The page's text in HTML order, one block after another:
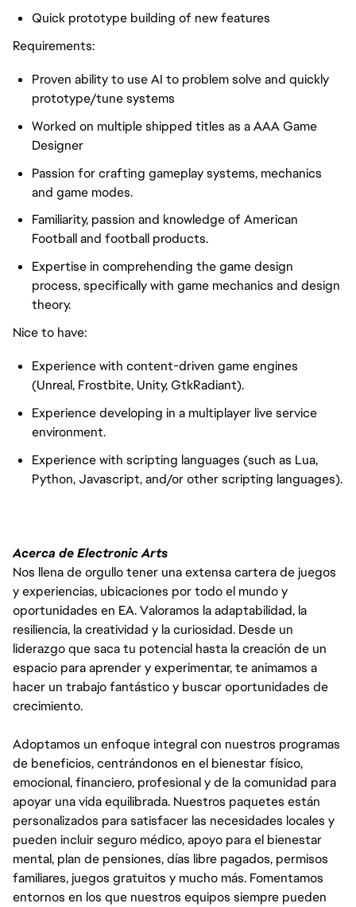
Quick prototype building of new features
Requirements:
Proven ability to use AI to problem solve and quickly
prototype/tune systems
Worked on multiple shipped titles as a AAA Game
Designer
Passion for crafting gameplay systems, mechanics
and game modes.
Familiarity, passion and knowledge of American
Football and football products.
Expertise in comprehending the game design
process, specifically with game mechanics and design
theory.
Nice to have:
Experience with content-driven game engines
(Unreal, Frostbite, Unity, GtkRadiant).
Experience developing in a multiplayer live service
environment.
Experience with scripting languages (such as Lua,
Python, Javascript, and/or other scripting languages).
Acerca de Electronic Arts
Nos llena de orgullo tener una extensa cartera de juegos
y experiencias, ubicaciones por todo el mundo y
oportunidades en EA. Valoramos la adaptabilidad, la
resiliencia, la creatividad y la curiosidad. Desde un
liderazgo que saca tu potencial hasta la creación de un
espacio para aprender y experimentar, te animamos a
hacer un trabajo fantástico y buscar oportunidades de
crecimiento.
Adoptamos un enfoque integral con nuestros programas
de beneficios, centrándonos en el bienestar físico,
emocional, financiero, profesional y de la comunidad para
apoyar una vida equilibrada. Nuestros paquetes están
personalizados para satisfacer las necesidades locales y
pueden incluir seguro médico, apoyo para el bienestar
mental, plan de pensiones, días libre pagados, permisos
familiares, juegos gratuitos y mucho más. Fomentamos
entornos en los que nuestros equipos siempre pueden